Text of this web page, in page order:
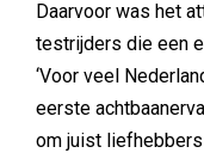
Daarvoor was het
testrijders die een
‘Voor veel
eerste
om juist